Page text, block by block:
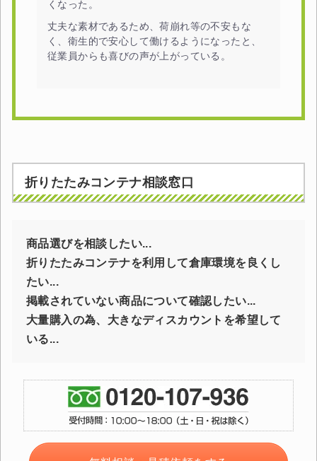
くなった。
丈夫な素材であるため、荷崩れ等の不安もな
く、衛生的で安心して働けるようになったと、
従業員からも喜びの声が上がっている。
折りたたみコンテナ相談窓口
商品選びを相談したい...
折りたたみコンテナを利用して倉庫環境を良くし
たい...
掲載されていない商品について確認したい...
大量購入の為、大きなディスカウントを希望して
いる...
スチールラック3台以上の場合、見積書にてお値引き保証い
たします！
1台でも大量導入でも無料お見積・ご注文を受け付けており
ます(安心保証付き)